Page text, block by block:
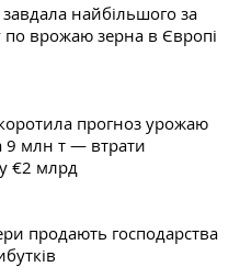
найбільшого за
по врожаю зерна в Європі
прогноз урожаю
9 млн т — втрати
€2 млрд
продають господарства